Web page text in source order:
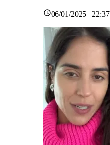
06/01/2025 | 22:37